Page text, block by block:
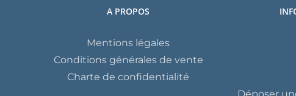
A PROPOS
Mentions légales
Conditions générales de vente
Charte de confidentialité
Déposer